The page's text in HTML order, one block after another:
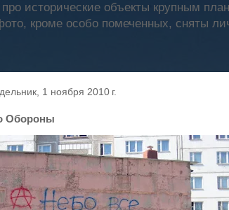
исторические объекты крупным
кроме особо помеченных, сняты
1 ноября 2010 г.
Обороны